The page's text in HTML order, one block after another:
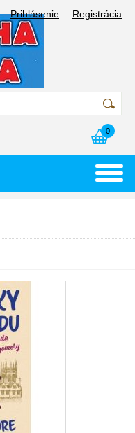
Prihlásenie Registrácia
0